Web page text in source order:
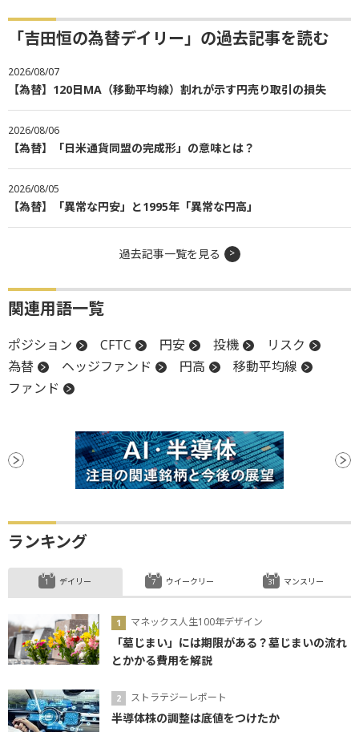
「吉田恒の為替デイリー」の過去記事を読む
2026/08/07
【為替】120日MA（移動平均線）割れが示す円売り取引の損失
2026/08/06
【為替】「日米通貨同盟の完成形」の意味とは？
2026/08/05
【為替】「異常な円安」と1995年「異常な円高」
過去記事一覧を見る
関連用語一覧
ポジション CFTC 円安 投機
リスク
為替
ヘッジファンド 円高
移動平均線
ファンド
ランキング
デイリー
マネックス人生100年デザイン
「墓じまい」には期限がある？墓じまいの流れ
とかかる費用を解説
ストラテジーレポート
半導体株の調整は底値をつけたか
ウイークリー マンスリー